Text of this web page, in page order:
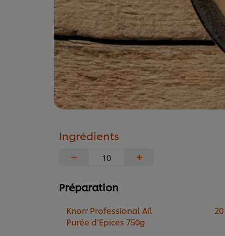
Ingrédients
−
+
Préparation
Knorr Professional Ail
Purée d’Epices 750g